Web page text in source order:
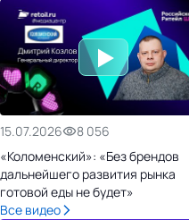
15.07.2026
8 056
«Коломенский»: «Без брендов
дальнейшего развития рынка
готовой еды не будет»
Все видео